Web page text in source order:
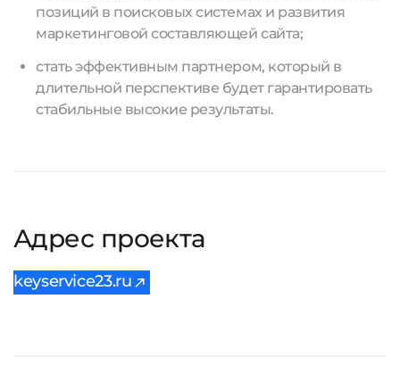
позиций в поисковых системах и развития
маркетинговой составляющей сайта;
стать эффективным партнером, который в
длительной перспективе будет гарантировать
стабильные высокие результаты.
Адрес проекта
keyservice23.ru